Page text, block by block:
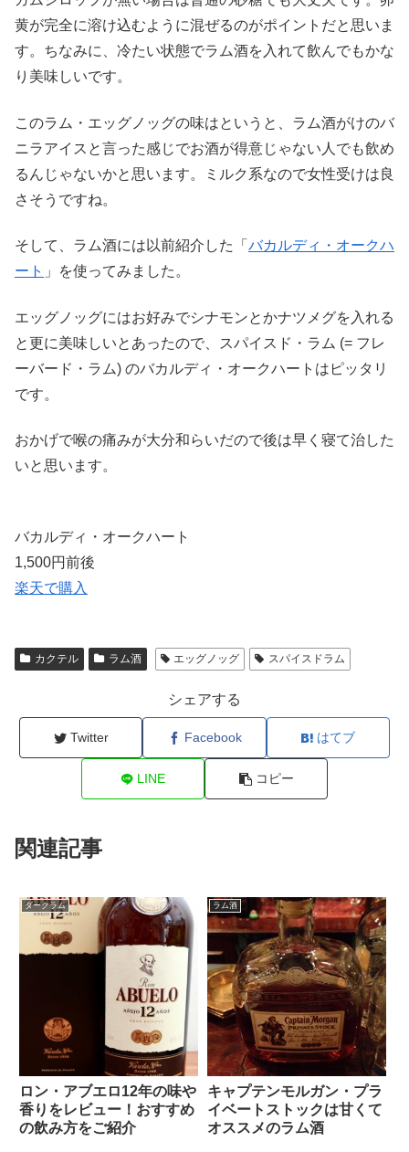
黄が完全に溶け込むように混ぜるのがポイントだと思いま
す。ちなみに、冷たい状態でラム酒を入れて飲んでもかな
り美味しいです。
このラム・エッグノッグの味はというと、ラム酒がけのバ
ニラアイスと言った感じでお酒が得意じゃない人でも飲め
るんじゃないかと思います。ミルク系なので女性受けは良
さそうですね。
そして、ラム酒には以前紹介した「 バカルディ・オークハ
ート 」を使ってみました。
エッグノッグにはお好みでシナモンとかナツメグを入れる
と更に美味しいとあったので、スパイスド・ラム (= フレ
ーバード・ラム) のバカルディ・オークハートはピッタリ
です。
おかげで喉の痛みが大分和らいだので後は早く寝て治した
いと思います。
バカルディ・オークハート
1,500円前後
楽天で購入
カクテル ラム酒 エッグノッグ スパイスドラム
シェアする
Twitter Facebook はてブ
LINE コピー
関連記事
ダークラム
ロン・アブエロ12年の味や
香りをレビュー！おすすめ
の飲み方をご紹介
ラム酒
キャプテンモルガン・プラ
イベートストックは甘くて
オススメのラム酒